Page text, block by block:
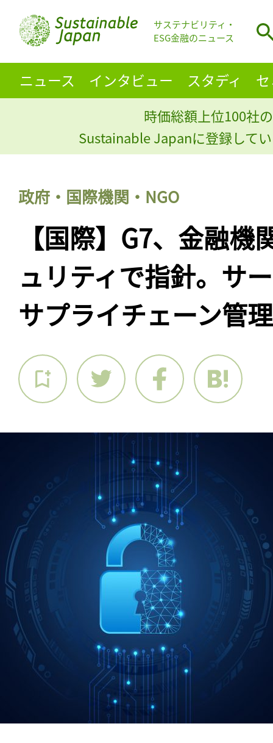
サステナビリティ・
ESG金融のニュース
ニュース インタビュー スタディ
時価総額上位100社
Sustainable Japanに登録して
政府・国際機関・NGO
【国際】G7、金融
ュリティで指針。サ
サプライチェーン管